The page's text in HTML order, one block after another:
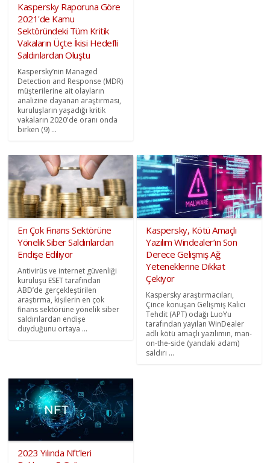
Kaspersky Raporuna Göre
2021'de Kamu
Sektöründeki Tüm Kritik
Vakaların Üçte İkisi Hedefli
Saldırılardan Oluştu
Kaspersky’nin Managed
Detection and Response (MDR)
müşterilerine ait olayların
analizine dayanan araştırması,
kuruluşların yaşadığı kritik
vakaların 2020'de oranı onda
birken (9) ...
En Çok Finans Sektörüne
Yönelik Siber Saldırılardan
Endişe Ediliyor
Antivirüs ve internet güvenliği
kuruluşu ESET tarafından
ABD’de gerçekleştirilen
araştırma, kişilerin en çok
finans sektörüne yönelik siber
saldırılardan endişe
duyduğunu ortaya ...
Kaspersky, Kötü Amaçlı
Yazılım Windealer’ın Son
Derece Gelişmiş Ağ
Yeteneklerine Dikkat
Çekiyor
Kaspersky araştırmacıları,
Çince konuşan Gelişmiş Kalıcı
Tehdit (APT) odağı LuoYu
tarafından yayılan WinDealer
adlı kötü amaçlı yazılımın, man-
on-the-side (yandaki adam)
saldırı ...
2023 Yılında Nft’leri